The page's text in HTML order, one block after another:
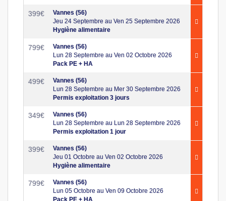
399€
Vannes (56)
Jeu 24 Septembre au Ven 25 Septembre 2026
Hygiène alimentaire
799€
Vannes (56)
Lun 28 Septembre au Ven 02 Octobre 2026
Pack PE + HA
499€
Vannes (56)
Lun 28 Septembre au Mer 30 Septembre 2026
Permis exploitation 3 jours
349€
Vannes (56)
Lun 28 Septembre au Lun 28 Septembre 2026
Permis exploitation 1 jour
399€
Vannes (56)
Jeu 01 Octobre au Ven 02 Octobre 2026
Hygiène alimentaire
799€
Vannes (56)
Lun 05 Octobre au Ven 09 Octobre 2026
Pack PE + HA